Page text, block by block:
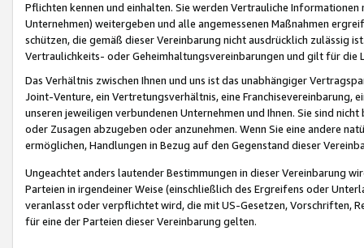
Pflichten kennen und einhalten. Sie werden Vertrauliche
Unternehmen) weitergeben und alle angemessenen Maßnahmen
schützen, die gemäß dieser Vereinbarung nicht ausdrücklich zulässig
Vertraulichkeits- oder Geheimhaltungsvereinbarungen und gilt für die
Das Verhältnis zwischen Ihnen und uns ist das unabhängiger
Joint-Venture, ein Vertretungsverhältnis, eine Franchisevereinbarung,
unseren jeweiligen verbundenen Unternehmen und Ihnen. Sie sind
oder Zusagen abzugeben oder anzunehmen. Wenn Sie eine andere
ermöglichen, Handlungen in Bezug auf den Gegenstand dieser
Ungeachtet anders lautender Bestimmungen in dieser Vereinbarung
Parteien in irgendeiner Weise (einschließlich des Ergreifens oder
veranlasst oder verpflichtet wird, die mit US-Gesetzen, Vorschriften,
für eine der Parteien dieser Vereinbarung gelten.